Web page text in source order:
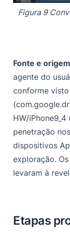
Figura 9
Fonte e
agente do
conforme visto
HW/
penetração
dispositivos
exploração.
levaram à
Etapas